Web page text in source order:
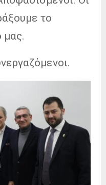
το
μας.